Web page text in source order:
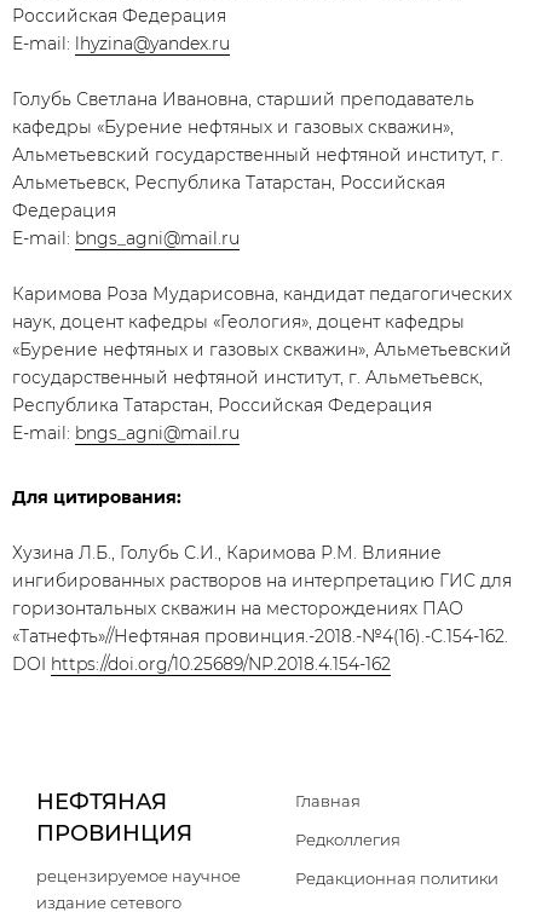
Российская Федерация
E-mail: lhyzina@yandex.ru
Голубь Светлана Ивановна, старший преподаватель
кафедры «Бурение нефтяных и газовых скважин»,
Альметьевский государственный нефтяной институт, г.
Альметьевск, Республика Татарстан, Российская
Федерация
E-mail: bngs_agni@mail.ru
Каримова Роза Мударисовна, кандидат педагогических
наук, доцент кафедры «Геология», доцент кафедры
«Бурение нефтяных и газовых скважин», Альметьевский
государственный нефтяной институт, г. Альметьевск,
Республика Татарстан, Российская Федерация
E-mail: bngs_agni@mail.ru
Для цитирования:
Хузина Л.Б., Голубь С.И., Каримова Р.М. Влияние
ингибированных растворов на интерпретацию ГИС для
горизонтальных скважин на месторождениях ПАО
«Татнефть»//Нефтяная провинция.-2018.-№4(16).-С.154-162.
DOI https://doi.org/10.25689/NP.2018.4.154-162
НЕФТЯНАЯ
ПРОВИНЦИЯ
рецензируемое научное
издание сетевого
Главная
Редколлегия
Редакционная политики